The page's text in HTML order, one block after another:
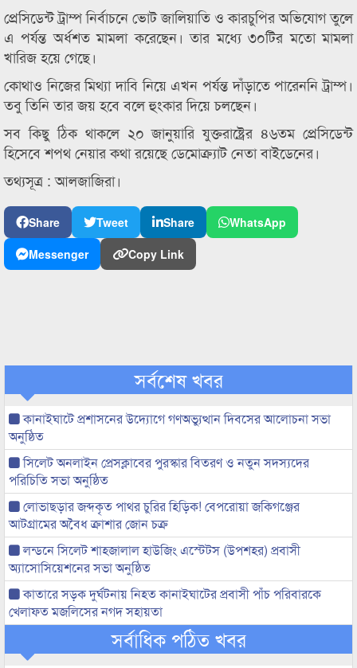
প্রেসিডেন্ট ট্রাম্প নির্বাচনে ভোট জালিয়াতি ও কারচুপির অভিযোগ তুলে
এ পর্যন্ত অর্ধশত মামলা করেছেন। তার মধ্যে ৩০টির মতো মামলা
খারিজ হয়ে গেছে।
কোথাও নিজের মিথ্যা দাবি নিয়ে এখন পর্যন্ত দাঁড়াতে পারেননি ট্রাম্প।
তবু তিনি তার জয় হবে বলে হুংকার দিয়ে চলছেন।
সব কিছু ঠিক থাকলে ২০ জানুয়ারি যুক্তরাষ্ট্রের ৪৬তম প্রেসিডেন্ট
হিসেবে শপথ নেয়ার কথা রয়েছে ডেমোক্র্যাট নেতা বাইডেনের।
তথ্যসূত্র : আলজাজিরা।
Share Tweet Share
WhatsApp
Messenger
Copy Link
সর্বশেষ খবর
কানাইঘাটে প্রশাসনের উদ্যোগে গণঅভ্যুত্থান দিবসের আলোচনা সভা
অনুষ্ঠিত
সিলেট অনলাইন প্রেসক্লাবের পুরস্কার বিতরণ ও নতুন সদস্যদের
পরিচিতি সভা অনুষ্ঠিত
লোভাছড়ার জব্দকৃত পাথর চুরির হিড়িক! বেপরোয়া জকিগঞ্জের
আটগ্রামের অবৈধ ক্রাশার জোন চক্র
লন্ডনে সিলেট শাহজালাল হাউজিং এস্টেটস (উপশহর) প্রবাসী
অ্যাসোসিয়েশনের সভা অনুষ্ঠিত
কাতারে সড়ক দুর্ঘটনায় নিহত কানাইঘাটের প্রবাসী পাঁচ পরিবারকে
খেলাফত মজলিসের নগদ সহায়তা
সর্বাধিক পঠিত খবর